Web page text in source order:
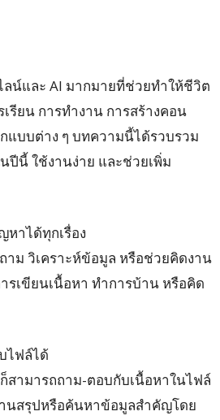
น์และ AI มากมายที่ช่วยทำให้ชีวิต
รียน การทำงาน การสร้างคอน
แบบต่าง ๆ บทความนี้ได้รวบรวม
ปีนี้ ใช้งานง่าย และช่วยเพิ่ม
าได้ทุกเรื่อง
ม วิเคราะห์ข้อมูล หรือช่วยคิดงาน
รเขียนเนื้อหา ทำการบ้าน หรือคิด
ไฟล์ได้
สามารถถาม-ตอบกับเนื้อหาในไฟล์
นสรุปหรือค้นหาข้อมูลสำคัญโดย